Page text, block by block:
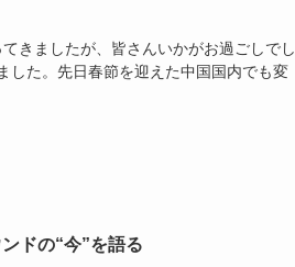
きましたが、皆さんいかがお過ごしでし
した。先日春節を迎えた中国国内でも変
ドの“今”を語る